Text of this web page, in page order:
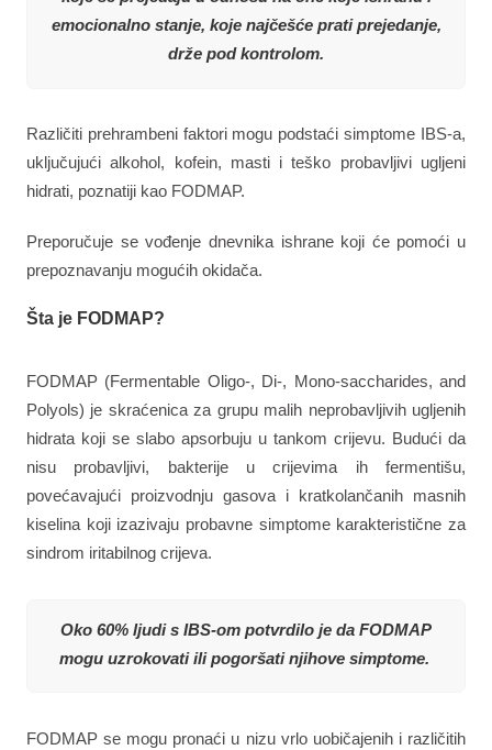
emocionalno stanje, koje najčešće prati prejedanje,
drže pod kontrolom.
Različiti prehrambeni faktori mogu podstaći simptome IBS-a,
uključujući alkohol, kofein, masti i teško probavljivi ugljeni
hidrati, poznatiji kao FODMAP.
Preporučuje se vođenje dnevnika ishrane koji će pomoći u
prepoznavanju mogućih okidača.
Šta je FODMAP?
FODMAP (Fermentable Oligo-, Di-, Mono-saccharides, and
Polyols) je skraćenica za grupu malih neprobavljivih ugljenih
hidrata koji se slabo apsorbuju u tankom crijevu. Budući da
nisu probavljivi, bakterije u crijevima ih fermentišu,
povećavajući proizvodnju gasova i kratkolančanih masnih
kiselina koji izazivaju probavne simptome karakteristične za
sindrom iritabilnog crijeva.
Oko 60% ljudi s IBS-om potvrdilo je da FODMAP
mogu uzrokovati ili pogoršati njihove simptome.
FODMAP se mogu pronaći u nizu vrlo uobičajenih i različitih